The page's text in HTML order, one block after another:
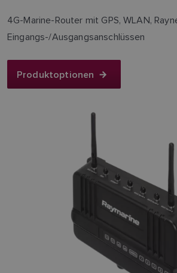
4G-Marine-Router mit GPS, WLAN,
Eingangs-/Ausgangsanschlüssen
Produktoptionen